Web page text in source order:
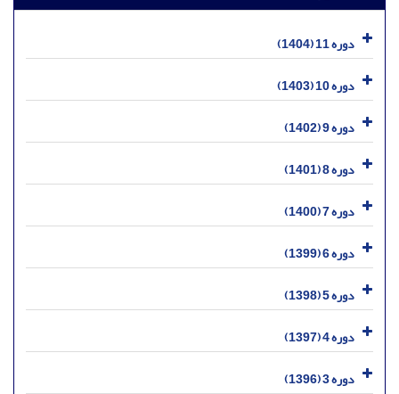
دوره 11 (1404)
دوره 10 (1403)
دوره 9 (1402)
دوره 8 (1401)
دوره 7 (1400)
دوره 6 (1399)
دوره 5 (1398)
دوره 4 (1397)
دوره 3 (1396)